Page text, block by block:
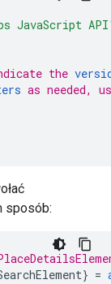
JavaScript
the
as needed,
sposób:
} =